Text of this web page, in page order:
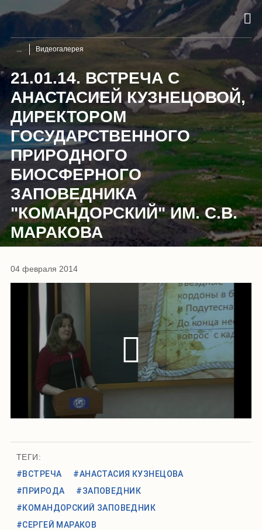
Видеогалерея
21.01.14. ВСТРЕЧА С
АНАСТАСИЕЙ КУЗНЕЦОВОЙ,
ДИРЕКТОРОМ
ГОСУДАРСТВЕННОГО
ПРИРОДНОГО
БИОСФЕРНОГО
ЗАПОВЕДНИКА
"КОМАНДОРСКИЙ" ИМ. С.В.
МАРАКОВА
04 февраля 2014
ТЕГИ:
#ВСТРЕЧА
#АНАСТАСИЯ КУЗНЕЦОВА
#ПРИРОДА
#ЗАПОВЕДНИК
#КОМАНДОРСКИЙ ЗАПОВЕДНИК
#СЕРГЕЙ МАРАКОВ